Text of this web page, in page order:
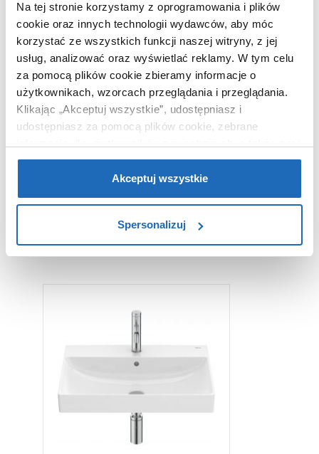
Na tej stronie korzystamy z oprogramowania i plików
cookie oraz innych technologii wydawców, aby móc
korzystać ze wszystkich funkcji naszej witryny, z jej
usług, analizować oraz wyświetlać reklamy. W tym celu
za pomocą plików cookie zbieramy informacje o
użytkownikach, wzorcach przeglądania i przeglądania.
Klikając „Akceptuj wszystkie”, udostępniasz i
udostępniasz za pomocą plików cookie, zebrane
partnerzy reklamowi.Jeśli chcesz, włącz „Tylko
wymagane pliki cookie”.Pamiętaj jednak, że
zablokowane niektóre pliki cookie mogą mieć wpływ na
dlaczego ich przepisy, przejdź do zakładu „Informacje o
Akceptuj wszystkie
Spersonalizuj
Rodzaj wylewki
stała
Kolor
czarny
Termostat
bez termostatu
Kod EAN
8433290749816
Wymiary z
opakowaniem
20 x 7 x 34 cm
Waga z opakowaniem
1,46 kg
Dane producenta
Zobacz